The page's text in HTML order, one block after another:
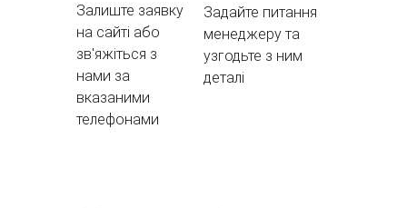
Залиште заявку
на сайті або
зв'яжіться з
нами за
вказаними
телефонами
Задайте питання
менеджеру та
узгодьте з ним
деталі